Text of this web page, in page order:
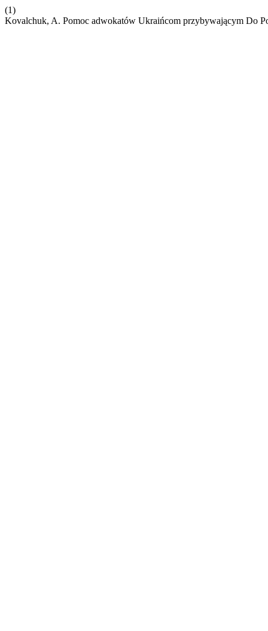
(1)
Kovalchuk, A. Pomoc adwokatów Ukraińcom przybywającym Do